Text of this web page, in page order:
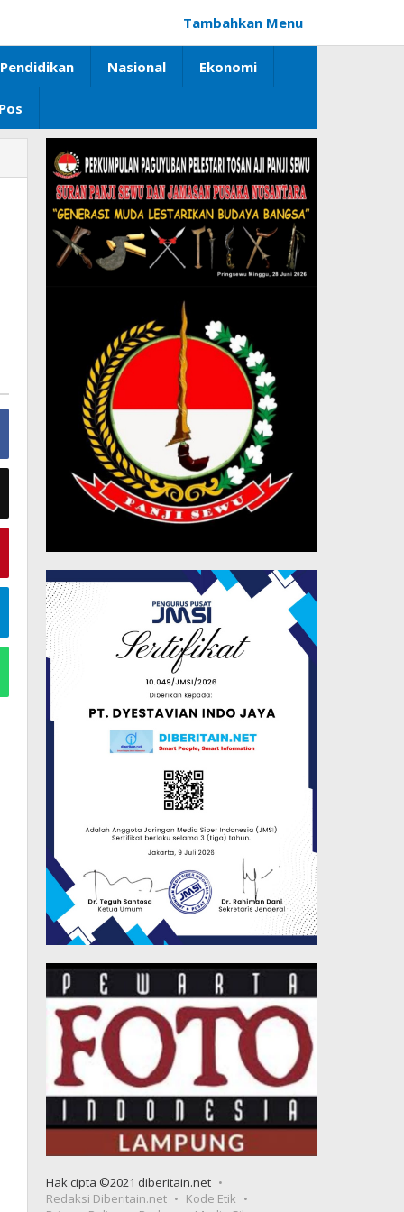
Tambahkan Menu
Pendidikan Nasional Ekonomi
Hak cipta ©2021 diberitain.net
Redaksi Diberitain.net
Kode Etik